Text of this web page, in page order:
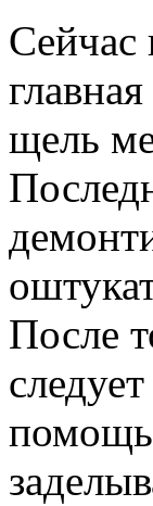
Сейчас
щель
После